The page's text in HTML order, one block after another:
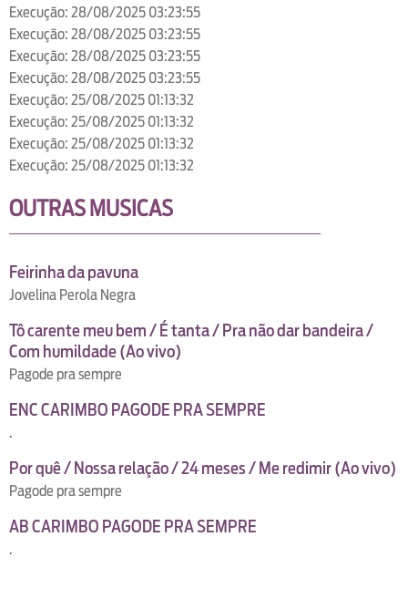
Execução: 28/08/2025 03:23:55
Execução: 28/08/2025 03:23:55
Execução: 28/08/2025 03:23:55
Execução: 28/08/2025 03:23:55
Execução: 25/08/2025 01:13:32
Execução: 25/08/2025 01:13:32
Execução: 25/08/2025 01:13:32
Execução: 25/08/2025 01:13:32
OUTRAS MUSICAS
Feirinha da pavuna
Jovelina Perola Negra
Tô carente meu bem / É tanta / Pra não dar bandeira /
Com humildade (Ao vivo)
Pagode pra sempre
ENC CARIMBO PAGODE PRA SEMPRE
.
Por quê / Nossa relação / 24 meses / Me redimir (Ao vivo)
Pagode pra sempre
AB CARIMBO PAGODE PRA SEMPRE
.